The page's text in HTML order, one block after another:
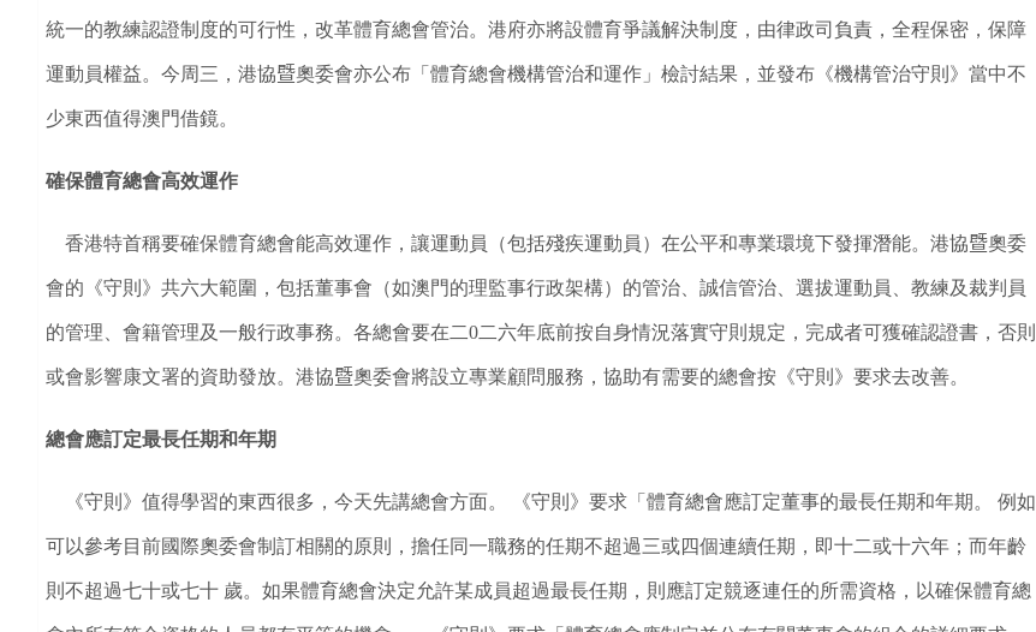
統一的教練認證制度的可行性，改革體育總會管治。港府亦將設體育爭議解決制度，由律政司負責，全程保密，保障
運動員權益。今周三，港協暨奧委會亦公布「體育總會機構管治和運作」檢討結果，並發布《機構管治守則》當中不
少東西值得澳門借鏡。
確保體育總會高效運作
香港特首稱要確保體育總會能高效運作 ，讓運動員（包括殘疾運動員）在公平和專業環境下發揮潛能。港協暨奧委
會的《守則》共六大範圍，包括董事會（如澳門的理監事行政架構）的管治、誠信管治、選拔運動員、教練及裁判員
的管理、會籍管理及一般行政事務。各總會要在二0二六年底前按自身情況落實守則規定，完成者可獲確認證書，否則
或會影響康文署的資助發放。港協暨奧委會將設立專業顧問服務，協助有需要的總會按《守則》要求去改善。
總會應訂定最長任期和年期
《守則》值得學習的東西很多，今天先講總會方面。 《守則》要求「體育總會應訂定董事的最長任期和年期。 例如
可以參考目前國際奧委會制訂相關的原則，擔任同一職務的任期不超過三或四個連續任期，即十二或十六年；而年齡
則不超過七十或七十 歲。如果體育總會決定允許某成員超過最長任期，則應訂定競逐連任的所需資格，以確保體育總